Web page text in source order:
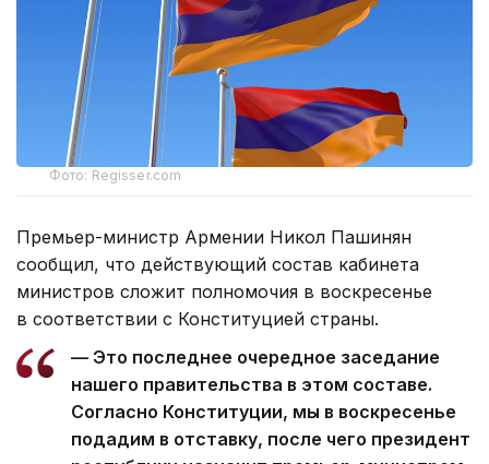
Фото: Regisser.com
Премьер-министр Армении Никол Пашинян
сообщил, что действующий состав кабинета
министров сложит полномочия в воскресенье
в соответствии с Конституцией страны.
— Это последнее очередное заседание
нашего правительства в этом составе.
Согласно Конституции, мы в воскресенье
подадим в отставку, после чего президент